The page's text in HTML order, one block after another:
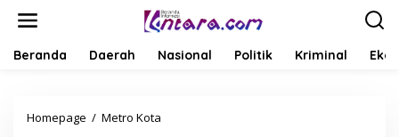
Beranda Daerah Nasional Politik Kriminal
Homepage / Metro Kota